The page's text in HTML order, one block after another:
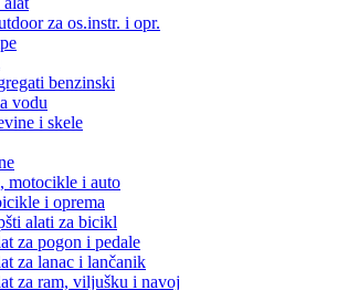
za os.instr. i opr.
benzinski
vodu
i skele
motocikle i auto
i oprema
alati za bicikl
za pogon i pedale
za lanac i lančanik
za ram, viljušku i navoj